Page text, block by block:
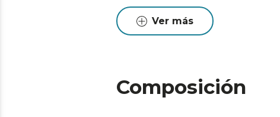
Ver más
Composición